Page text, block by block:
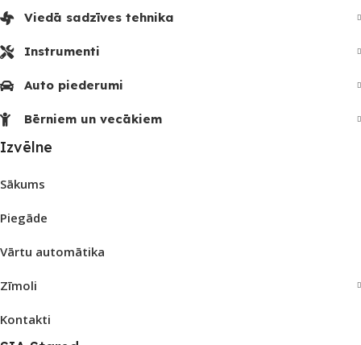
Viedā sadzīves tehnika
Instrumenti
Auto piederumi
Bērniem un vecākiem
Izvēlne
Sākums
Piegāde
Vārtu automātika
Zīmoli
Kontakti